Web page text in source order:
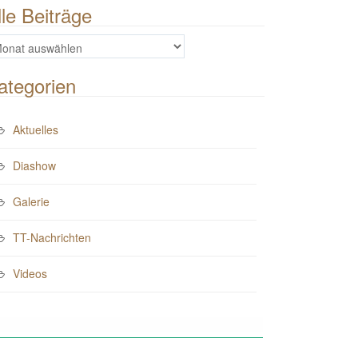
Beiträge
Aktuelles
Diashow
Galerie
TT-Nachrichten
Videos